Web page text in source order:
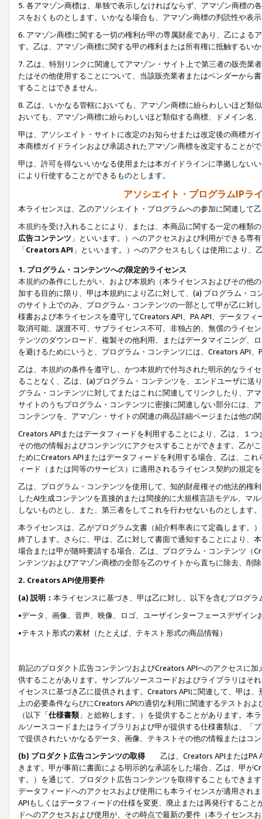
5. 各アマゾン商標は、単独で表示しなければならず、アマゾン商標
スをおくものとします。いかなる場合も、アマゾン商標の判読性や表
6. アマゾン商標に関する一切の権利が甲の専属財産であり、乙による
す。乙は、アマゾン商標に関する甲の権利または所有権に抵触するい
7. 乙は、特別リンクに関連してアマゾン・サイト上で第三者の販売
たはその他使用することについて、当該販売業者またはベンダーから
することはできません。
8. 乙は、いかなる管轄においても、アマゾン商標に紛らわしいほど類
おいても、アマゾン商標に紛らわしいほど類似する商標、ドメイン名
甲は、アソシエイト・サイトに改定のお知らせまたは改定後の商標ガ
本商標ガイドラインおよび承認されたアマゾン商標を改定することが
甲は、許可を得ないいかなる使用または本ガイドラインに準拠しない
により行使することができるものとします。
アソシエイト・プログラムIPラ
本ライセンスは、乙のアソシエイト・プログラムへの参加に関連して
本規約を受け入れることにより、または、本商品に関する一定の種類
広告コンテンツ 」といいます。）へのアクセスおよび利用ができる専
「Creators API 」といいます。）へのアクセスもしくは使用により
1. プログラム・コンテンツへの限定的ライセンス
本規約の条件にしたがい、および本規約（本ライセンスおよびその他
加する目的に限り、甲は本規約により乙に対して、(a) プログラム・
のサイト上でのみ、プログラム・コンテンツの一部として甲が乙に対
様書および本ライセンスを遵守してCreators API、PA API、データフ
取消可能、譲渡不可、サブライセンス不可、非独占的、無償のライセ
テンツのダウンロード、複製その他利用、またはデータマイニング、
を避けるためにいうと、プログラム・コンテンツには、Creators API
乙は、 本規約の条件を遵守し、かつ本規約で付与された明示的なライ
ることなく、乙は、(a)プログラム・コンテンツを、エンドユーザに
グラム・コンテンツに対してまたはこれに関連してリンクしたり、ア
サイトのうちプログラム・コンテンツに密接に関連しない部分には、
コンテンツを、アマゾン・サイトの関連の商品詳細ページまたは他の
Creators APIまたはデータフィードを利用することにより、乙は、１
その他の情報およびコンテンツにアクセスすることができます。乙が
ためにCreators APIまたはデータフィードを利用する場合、乙は、こ
ィード（または同等のサービス）に適用されるライセンス契約の規定
乙は、プログラム・コンテンツを使用して、知的財産権その他法的権
したAI生成コンテンツを直接的または間接的に大規模言語モデル、マ
しないものとし、また、第三者をしてこれを行わせないものとします。
本ライセンスは、乙がプログラム文書（紹介料率表にて定義します。
終了します。さらに、甲は、乙に対して書面で通知することにより、
場合または甲が随時要請する場合、乙は、プログラム・コンテンツ（
ンテンツおよびアマゾン商標の全部を乙のサイトから直ちに除去、削
2. Creators API使用要件
(a) 説明： 本ライセンスに基づき、甲は乙に対し、以下を含むプログ
•データ、画像、音声、映像、ロゴ、ユーザインターフェースデザイ
•テキスト形式の素材（たとえば、テキスト形式の商品情報）
前記のプロダクト広告コンテンツおよびCreators APIへのアクセスに
供することがあります。サンプルソースコードおよびライブラリはそ
イセンスに基づき乙に提供されます。Creators APIに関連して、甲は
上の必要条件ならびにCreators APIの適切な利用に関連するテストお
（以下「仕様書類」と総称します。）を提供することがあります。本
ルソースコードまたはライブラリおよび甲が提供する仕様書類は、「
で提供されたいかなるデータ、画像、テキストその他の情報またはコ
(b) プロダクト広告コンテンツの取得
乙は、Creators APIまたはPA
きます。甲が事前に書面による明示的な承認をした場合、乙は、甲が
す。）を通じて、プロダクト広告コンテンツを取得することもできま
データフィードへのアクセスおよび使用にも本ライセンスが適用され
APIもしくはデータフィードの仕様を変更、廃止または再発行するこ
ドへのアクセスおよび使用が、その時点で最新の要件（本ライセン